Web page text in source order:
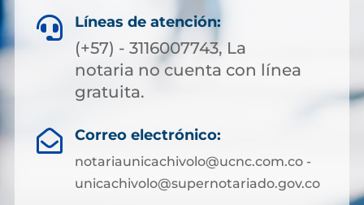
 Líneas de atención:
(+57) - 3116007743, La
notaria no cuenta con línea
gratuita.
 Correo electrónico:
notariaunicachivolo@ucnc.com.co -
unicachivolo@supernotariado.gov.co